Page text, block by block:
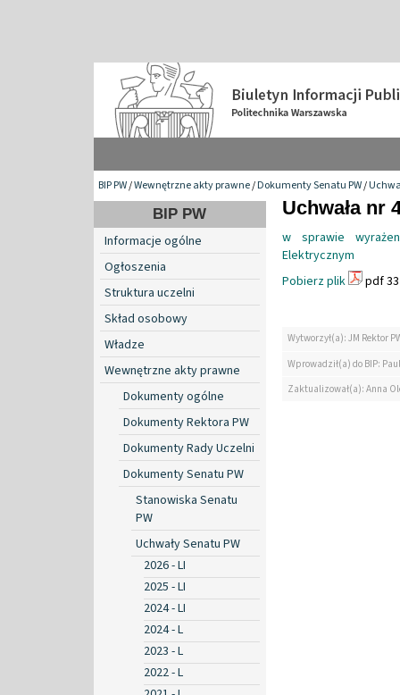
BIP PW/Wewnętrzne akty prawne/Dokumenty Senatu PW/
BIP PW
Informacje ogólne
Ogłoszenia
Struktura uczelni
Skład osobowy
Władze
Wewnętrzne akty prawne
Dokumenty ogólne
Dokumenty Rektora PW
Dokumenty Rady Uczelni
Dokumenty Senatu PW
Stanowiska Senatu
PW
Uchwały Senatu PW
2026 - LI
2025 - LI
2024 - LI
2024 - L
2023 - L
2022 - L
Uchwała nr
w sprawie
Elektrycznym
Pobierz plik
pdf
Wytworzył(a): JM Rektor
Wprowadził(a) do BIP:
Zaktualizował(a): Anna